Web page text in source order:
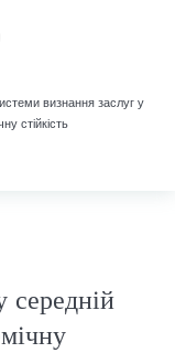
визнання заслуг у
стійкість
середній